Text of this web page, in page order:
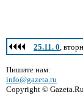
25.11. 0,
Пишите нам:
info@gazeta.ru
Copyright ©